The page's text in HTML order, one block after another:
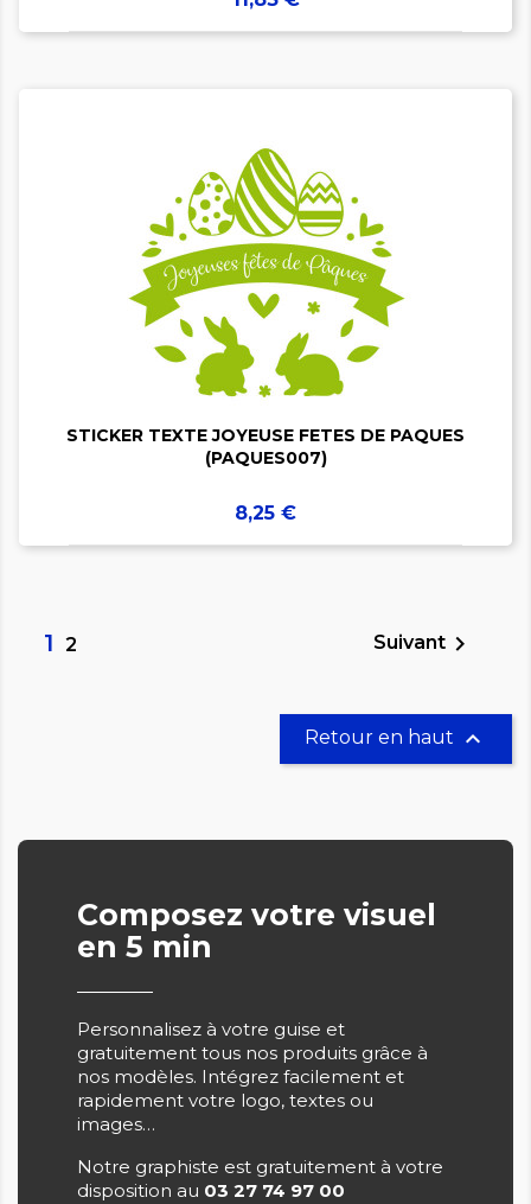


STICKER TEXTE JOYEUSE FETES DE PAQUES
(PAQUES007)
Prix
8,25 €
1 2 Suivant 
Retour en haut 
Composez votre visuel
en 5 min
Personnalisez à votre guise et
gratuitement tous nos produits grâce à
nos modèles. Intégrez facilement et
rapidement votre logo, textes ou
images…
Notre graphiste est gratuitement à votre
disposition au 03 27 74 97 00